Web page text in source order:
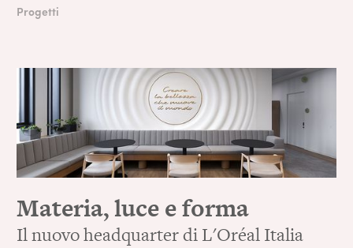
Progetti
Materia, luce e forma
Il nuovo headquarter di L'Oréal Italia